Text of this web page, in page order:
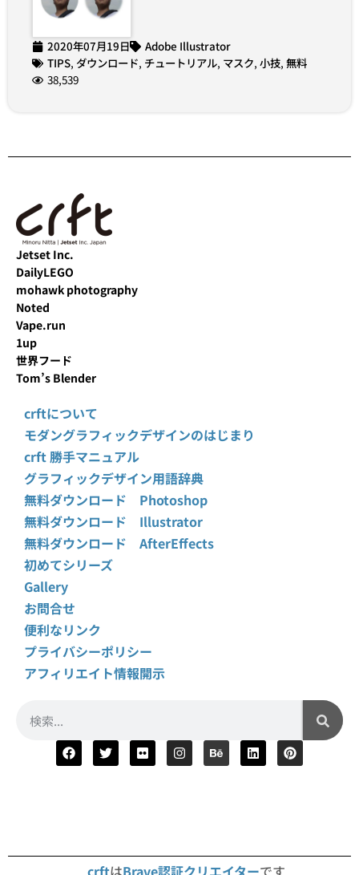
2020年07月19日
Adobe Illustrator
TIPS, ダウンロード, チュートリアル, マスク, 小技, 無料
38,539
Jetset Inc.
DailyLEGO
mohawk photography
Noted
Vape.run
1up
世界フード
Tom’s Blender
crftについて
モダングラフィックデザインのはじまり
crft 勝手マニュアル
グラフィックデザイン用語辞典
無料ダウンロード Photoshop
無料ダウンロード Illustrator
無料ダウンロード AfterEffects
初めてシリーズ
Gallery
お問合せ
便利なリンク
プライバシーポリシー
アフィリエイト情報開示
crftはBrave認証クリエイターです